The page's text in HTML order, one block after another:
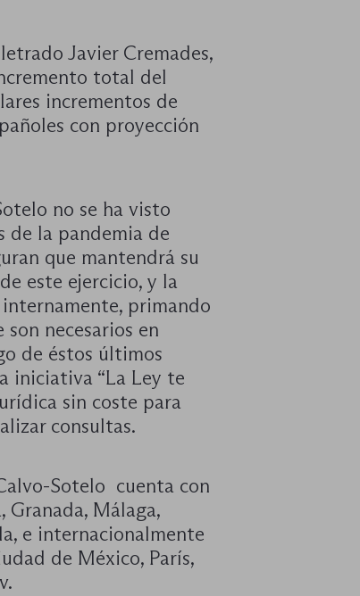
Javier Cremades,
total del
incrementos de
con proyección
no se ha visto
de la pandemia de
que mantendrá su
este ejercicio, y la
primando
necesarios en
de éstos últimos
iniciativa “La Ley te
sin coste para
consultas.
Sotelo cuenta con
Granada, Málaga,
e internacionalmente
de México, París,